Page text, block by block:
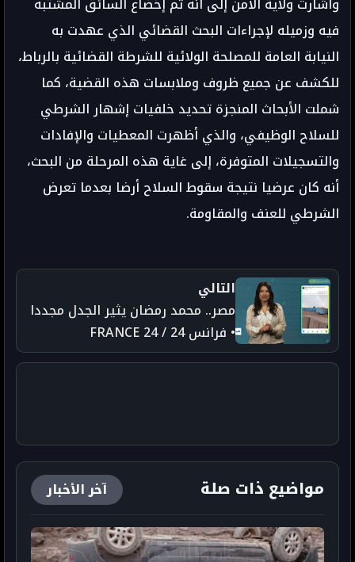
فيه وزميله لإجراءات البحث القضائي الذي عهدت به
النيابة العامة للمصلحة الولائية للشرطة القضائية بالرباط،
للكشف عن جميع ظروف وملابسات هذه القضية، كما
شملت الأبحاث المنجزة تحديد خلفيات إشهار الشرطي
للسلاح الوظيفي، والذي أظهرت المعطيات والإفادات
والتسجيلات المتوفرة، إلى غاية هذه المرحلة من البحث،
أنه كان عرضيا نتيجة سقوط السلاح أرضا بعدما تعرض
الشرطي للعنف والمقاومة.
التالي
مصر.. محمد رمضان يثير الجدل مجددا
• فرانس 24 / FRANCE 24
مواضيع ذات صلة آخر الأخبار